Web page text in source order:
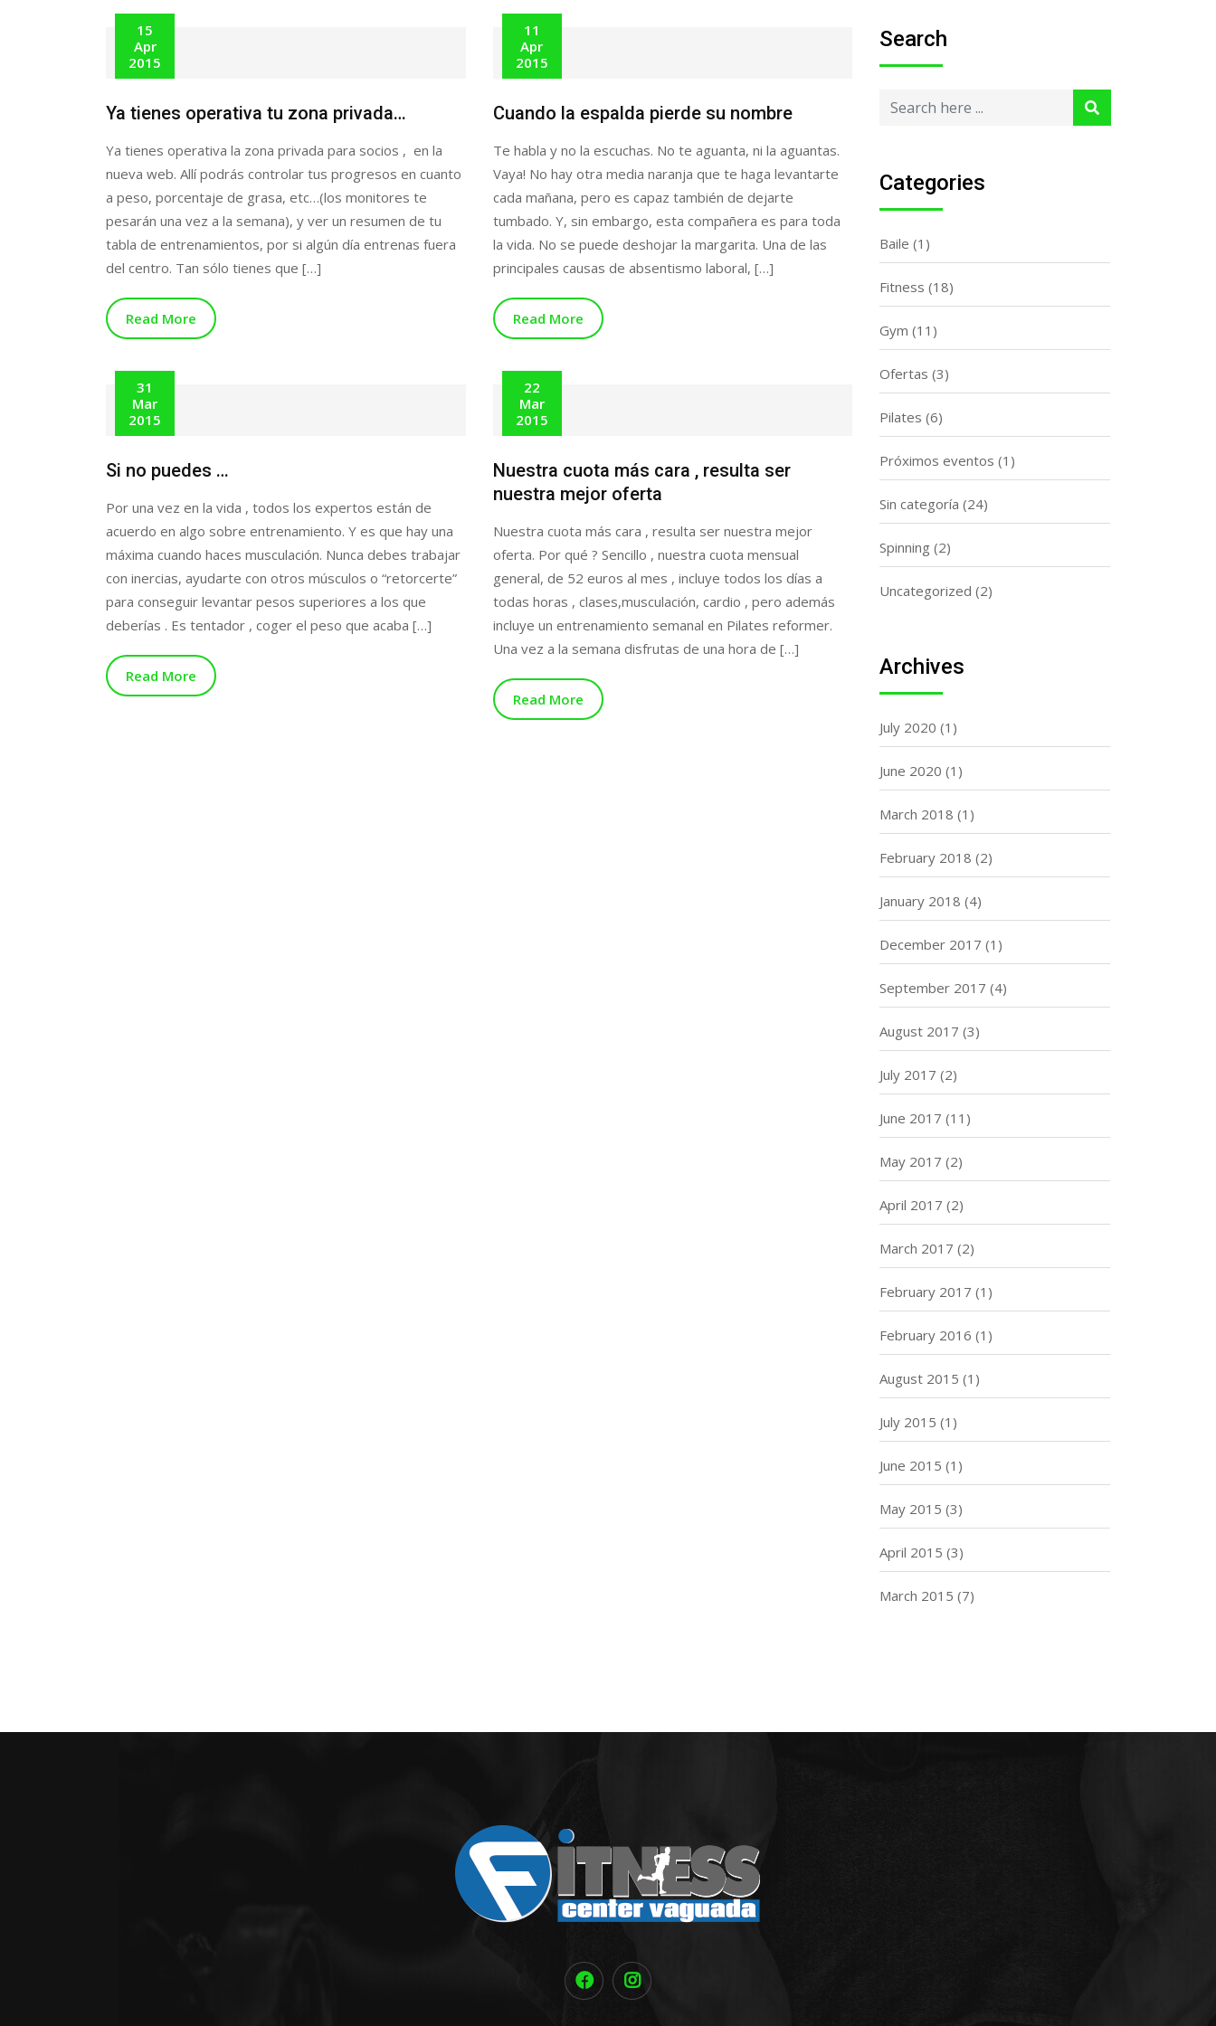
15
Apr
2015
Ya tienes operativa tu zona privada…
Ya tienes operativa la zona privada para socios , en la
nueva web. Allí podrás controlar tus progresos en cuanto
a peso, porcentaje de grasa, etc…(los monitores te
pesarán una vez a la semana), y ver un resumen de tu
tabla de entrenamientos, por si algún día entrenas fuera
del centro. Tan sólo tienes que […]
Read More
11
Apr
2015
Cuando la espalda pierde su nombre
Te habla y no la escuchas. No te aguanta, ni la aguantas.
Vaya! No hay otra media naranja que te haga levantarte
cada mañana, pero es capaz también de dejarte
tumbado. Y, sin embargo, esta compañera es para toda
la vida. No se puede deshojar la margarita. Una de las
principales causas de absentismo laboral, […]
Read More
31
Mar
2015
Si no puedes …
Por una vez en la vida , todos los expertos están de
acuerdo en algo sobre entrenamiento. Y es que hay una
máxima cuando haces musculación. Nunca debes trabajar
con inercias, ayudarte con otros músculos o “retorcerte”
para conseguir levantar pesos superiores a los que
deberías . Es tentador , coger el peso que acaba […]
Read More
22
Mar
2015
Nuestra cuota más cara , resulta ser
nuestra mejor oferta
Nuestra cuota más cara , resulta ser nuestra mejor
oferta. Por qué ? Sencillo , nuestra cuota mensual
general, de 52 euros al mes , incluye todos los días a
todas horas , clases,musculación, cardio , pero además
incluye un entrenamiento semanal en Pilates reformer.
Una vez a la semana disfrutas de una hora de […]
Read More
Search
Categories
Baile (1)
Fitness (18)
Gym (11)
Ofertas (3)
Pilates (6)
Próximos eventos (1)
Sin categoría (24)
Spinning (2)
Uncategorized (2)
Archives
July 2020 (1)
June 2020 (1)
March 2018 (1)
February 2018 (2)
January 2018 (4)
December 2017 (1)
September 2017 (4)
August 2017 (3)
July 2017 (2)
June 2017 (11)
May 2017 (2)
April 2017 (2)
March 2017 (2)
February 2017 (1)
February 2016 (1)
August 2015 (1)
July 2015 (1)
June 2015 (1)
May 2015 (3)
April 2015 (3)
March 2015 (7)